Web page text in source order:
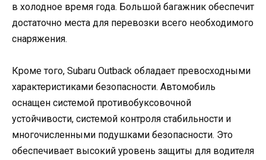
в холодное время года. Большой багажник обеспечит
достаточно места для перевозки всего необходимого
снаряжения.
Кроме того, Subaru Outback обладает превосходными
характеристиками безопасности. Автомобиль
оснащен системой противобуксовочной
устойчивости, системой контроля стабильности и
многочисленными подушками безопасности. Это
обеспечивает высокий уровень защиты для водителя